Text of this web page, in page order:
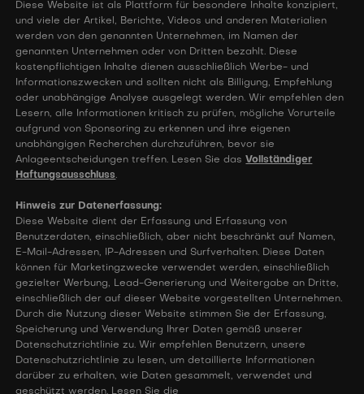
Diese Website ist als Plattform für besondere Inhalte konzipiert,
und viele der Artikel, Berichte, Videos und anderen Materialien
werden von den genannten Unternehmen, im Namen der
genannten Unternehmen oder von Dritten bezahlt. Diese
kostenpflichtigen Inhalte dienen ausschließlich Werbe- und
Informationszwecken und sollten nicht als Billigung, Empfehlung
oder unabhängige Analyse ausgelegt werden. Wir empfehlen den
Lesern, alle Informationen kritisch zu prüfen, mögliche Vorurteile
aufgrund von Sponsoring zu erkennen und ihre eigenen
unabhängigen Recherchen durchzuführen, bevor sie
Anlageentscheidungen treffen. Lesen Sie das Vollständiger
Haftungsausschluss.
Hinweis zur Datenerfassung:
Diese Website dient der Erfassung und Erfassung von
Benutzerdaten, einschließlich, aber nicht beschränkt auf Namen,
E-Mail-Adressen, IP-Adressen und Surfverhalten. Diese Daten
können für Marketingzwecke verwendet werden, einschließlich
gezielter Werbung, Lead-Generierung und Weitergabe an Dritte,
einschließlich der auf dieser Website vorgestellten Unternehmen.
Durch die Nutzung dieser Website stimmen Sie der Erfassung,
Speicherung und Verwendung Ihrer Daten gemäß unserer
Datenschutzrichtlinie zu. Wir empfehlen Benutzern, unsere
Datenschutzrichtlinie zu lesen, um detaillierte Informationen
darüber zu erhalten, wie Daten gesammelt, verwendet und
geschützt werden. Lesen Sie die